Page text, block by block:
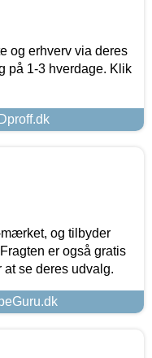
og erhverv via deres
på 1-3 hverdage. Klik
mærket, og tilbyder
er også gratis
at se deres udvalg.